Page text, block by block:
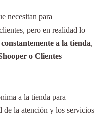
necesitan para
pero en realidad lo
constantemente a la tienda,
o Clientes
a la tienda para
de la atención y los servicios